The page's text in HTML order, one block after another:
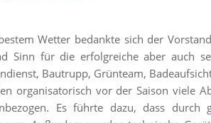
Wetter bedankte sich der
Sinn für die erfolgreiche aber auch
Bautrupp, Grünteam,
organisatorisch vor der Saison viele
Es führte dazu, dass durch